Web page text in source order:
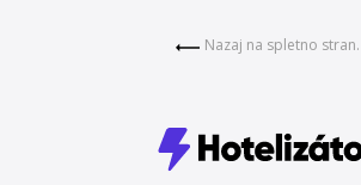
Nazaj na spletno stran.